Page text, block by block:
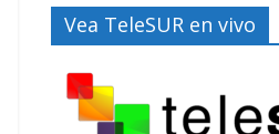
Vea TeleSUR en vivo